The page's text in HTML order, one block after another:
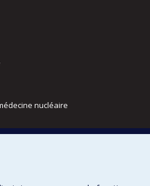
nucléaire